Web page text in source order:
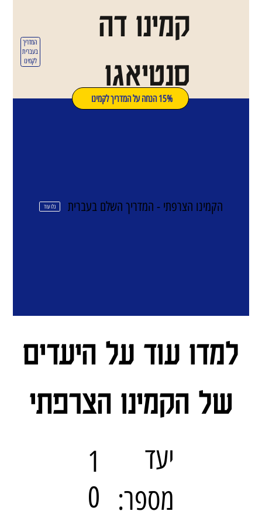
המדריך
בעברית
לקמינו
קמינו דה
סנטיאגו
15% הנחה על המדריך לקמינו
1
0
יעד
מספר:
למדו עוד על היעדים
של הקמינו הצרפתי
גלו עוד הקמינו הצרפתי - המדריך השלם בעברית